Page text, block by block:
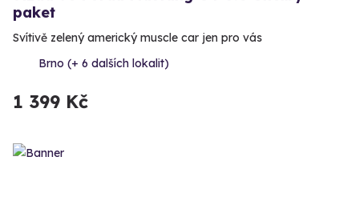
paket
Svítivě zelený americký muscle car jen pro vás
Brno (+ 6 dalších lokalit)
1 399 Kč